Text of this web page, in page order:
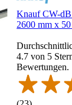
Knauf CW-
2600 mm x
4.7 von 5
Bewertungen.